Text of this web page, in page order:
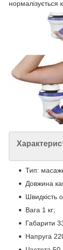
нормалізується
Тип:
Довжина
Швидкість
Вага 1 кг;
Габарити
Напруга